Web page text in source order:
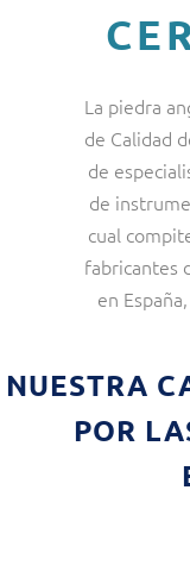
La piedra
de Calidad
de
de
cual
fabricantes
en
NUESTRA
POR